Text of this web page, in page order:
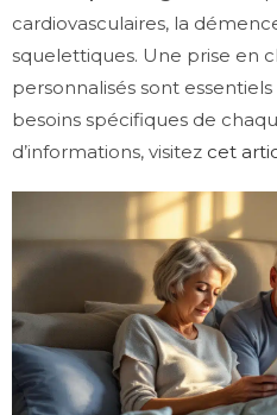
cardiovasculaires, la
squelettiques. Une prise en
personnalisés sont
besoins spécifiques de
d’informations, visitez cet